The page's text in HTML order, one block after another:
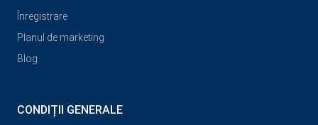
Înregistrare
Planul de marketing
Blog
CONDIȚII GENERALE